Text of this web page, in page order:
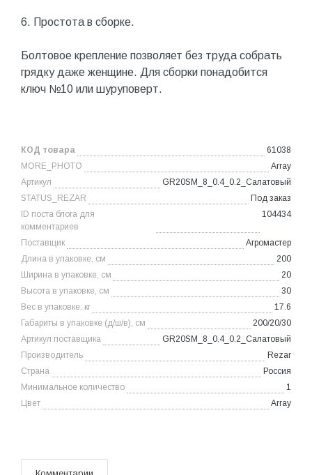
6. Простота в сборке.
Болтовое крепление позволяет без труда собрать
грядку даже женщине. Для сборки понадобится
ключ №10 или шуруповерт.
КОД товара
61038
MORE_PHOTO
Array
Артикул
GR20SM_8_0.4_0.2_Салатовый
STATUS_REZAR
Под заказ
ID поста блога для
комментариев
104434
Поставщик
Агромастер
Длина в упаковке, см
200
Ширина в упаковке, см
20
Высота в упаковке, см
30
Вес в упаковке, кг
17.6
Габариты в упаковке (д/ш/в), см
200/20/30
Артикул поставщика
GR20SM_8_0.4_0.2_Салатовый
Производитель
Rezar
Страна
Россия
Минимальное количество
1
Цвет
Array